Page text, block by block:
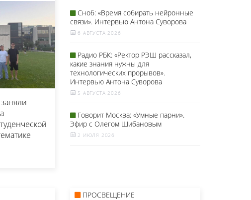
Сноб: «Время собирать нейронные
связи». Интервью Антона Суворова
6 АВГУСТА 2026
Радио РБК: «Ректор РЭШ рассказал,
какие знания нужны для
технологических прорывов».
Интервью Антона Суворова
5 АВГУСТА 2026
Говорит Москва: «Умные парни».
Эфир с Олегом Шибановым
2 ИЮЛЯ 2026
ПРОСВЕЩЕНИЕ